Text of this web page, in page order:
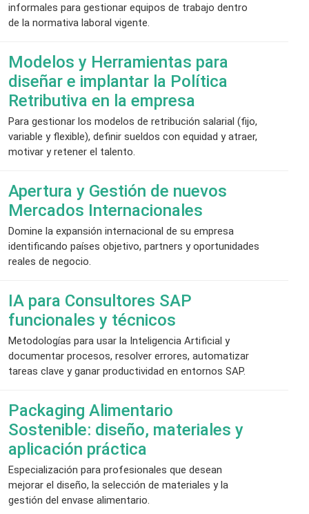
informales para gestionar equipos de trabajo dentro
de la normativa laboral vigente.
Modelos y Herramientas para
diseñar e implantar la Política
Retributiva en la empresa
Para gestionar los modelos de retribución salarial (fijo,
variable y flexible), definir sueldos con equidad y atraer,
motivar y retener el talento.
Apertura y Gestión de nuevos
Mercados Internacionales
Domine la expansión internacional de su empresa
identificando países objetivo, partners y oportunidades
reales de negocio.
IA para Consultores SAP
funcionales y técnicos
Metodologías para usar la Inteligencia Artificial y
documentar procesos, resolver errores, automatizar
tareas clave y ganar productividad en entornos SAP.
Packaging Alimentario
Sostenible: diseño, materiales y
aplicación práctica
Especialización para profesionales que desean
mejorar el diseño, la selección de materiales y la
gestión del envase alimentario.